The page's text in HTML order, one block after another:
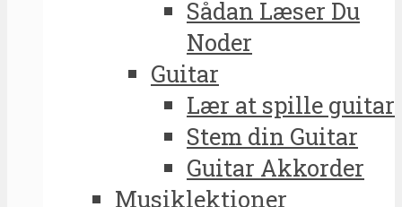
Sådan Læser Du
Noder
Guitar
Lær at spille guitar
Stem din Guitar
Guitar Akkorder
Musiklektioner